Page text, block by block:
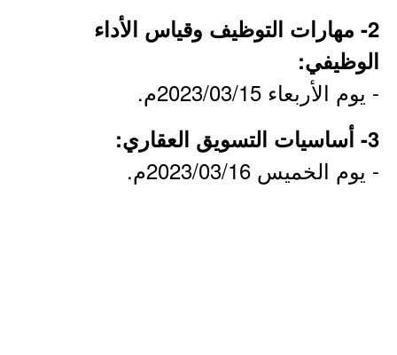
2- مهارات التوظيف وقياس الأداء
الوظيفي:
- يوم الأربعاء 2023/03/15م.
3- أساسيات التسويق العقاري:
- يوم الخميس 2023/03/16م.